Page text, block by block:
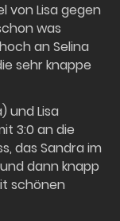
von Lisa gegen
was
an Selina
sehr knappe
und Lisa
3:0 an die
das Sandra im
dann knapp
schönen